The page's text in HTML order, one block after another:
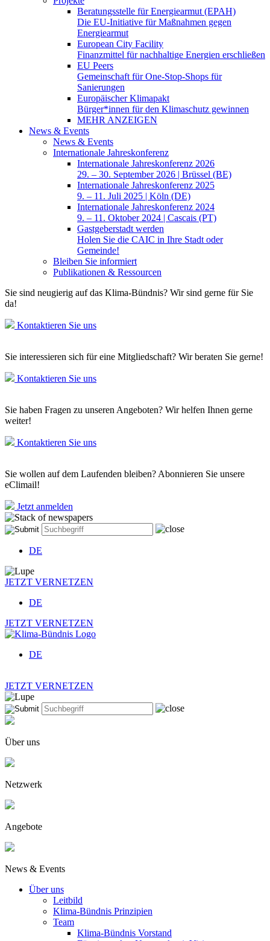
Beratungsstelle für Energiearmut (EPAH)
Die EU-Initiative für Maßnahmen gegen
Energiearmut
European City Facility
Finanzmittel für nachhaltige Energien erschließen
EU Peers
Gemeinschaft für One-Stop-Shops für
Sanierungen
Europäischer Klimapakt
Bürger*innen für den Klimaschutz gewinnen
MEHR ANZEIGEN
News & Events
News & Events
Internationale Jahreskonferenz
Internationale Jahreskonferenz 2026
29. – 30. September 2026 | Brüssel (BE)
Internationale Jahreskonferenz 2025
9. – 11. Juli 2025 | Köln (DE)
Internationale Jahreskonferenz 2024
9. – 11. Oktober 2024 | Cascais (PT)
Gastgeberstadt werden
Holen Sie die CAIC in Ihre Stadt oder
Gemeinde!
Bleiben Sie informiert
Publikationen & Ressourcen
Sie sind neugierig auf das Klima-Bündnis? Wir sind gerne für Sie
da!
Kontaktieren Sie uns
Sie interessieren sich für eine Mitgliedschaft? Wir beraten Sie gerne!
Kontaktieren Sie uns
Sie haben Fragen zu unseren Angeboten? Wir helfen Ihnen gerne
weiter!
Kontaktieren Sie uns
Sie wollen auf dem Laufenden bleiben? Abonnieren Sie unsere
eClimail!
Jetzt anmelden
DE
JETZT VERNETZEN
DE
JETZT VERNETZEN
DE
JETZT VERNETZEN
Über uns
Netzwerk
Angebote
News & Events
Über uns
Leitbild
Klima-Bündnis Prinzipien
Team
Klima-Bündnis Vorstand